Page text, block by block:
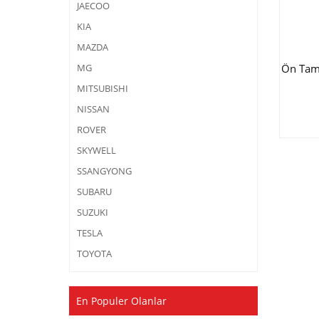
JAECOO
KIA
MAZDA
MG
MITSUBISHI
NISSAN
ROVER
SKYWELL
SSANGYONG
SUBARU
SUZUKI
TESLA
TOYOTA
En Populer Olanlar
Ön